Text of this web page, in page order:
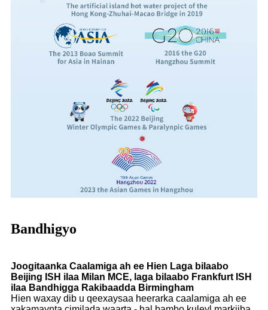
Bandhigyo
Joogitaanka Caalamiga ah ee Hien Laga bilaabo
Beijing ISH ilaa Milan MCE, laga bilaabo Frankfurt ISH
ilaa Bandhigga Rakibaadda Birmingham
Hien waxay dib u qeexaysaa heerarka caalamiga ah ee